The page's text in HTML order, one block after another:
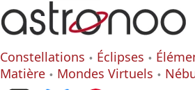
Constellations Éclipses
Matière
Mondes Virtuels